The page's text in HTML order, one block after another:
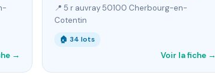
→
📍 5 r auvray 50100 Cherbourg-en-
Cotentin
🏠 34 lots
Voir la fiche →